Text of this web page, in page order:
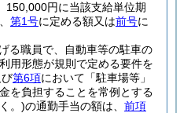
150,000円に当該支給単位期
第1号に定める額又は前号に
る職員で、自動車等の駐車の
用形態が規則で定める要件を
第6項において「駐車場等」
を負担することを常例とする
。)の通勤手当の額は、 前項